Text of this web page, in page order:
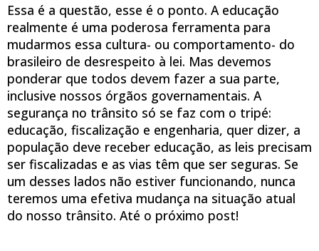
Essa é a questão, esse é o ponto. A educação
realmente é uma poderosa ferramenta para
mudarmos essa cultura- ou comportamento- do
brasileiro de desrespeito à lei. Mas devemos
ponderar que todos devem fazer a sua parte,
inclusive nossos órgãos governamentais. A
segurança no trânsito só se faz com o tripé:
educação, fiscalização e engenharia, quer dizer, a
população deve receber educação, as leis precisam
ser fiscalizadas e as vias têm que ser seguras. Se
um desses lados não estiver funcionando, nunca
teremos uma efetiva mudança na situação atual
do nosso trânsito. Até o próximo post!